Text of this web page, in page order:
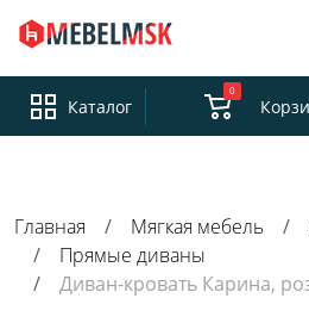
Каталог
0
Главная Мягкая мебель
Прямые диваны
Диван-кровать Карина,